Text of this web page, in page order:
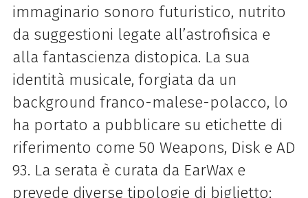
immaginario sonoro futuristico, nutrito
da suggestioni legate all’astrofisica e
alla fantascienza distopica. La sua
identità musicale, forgiata da un
background franco-malese-polacco, lo
ha portato a pubblicare su etichette di
riferimento come 50 Weapons, Disk e AD
93. La serata è curata da EarWaxe
prevede diverse tipologie di biglietto: